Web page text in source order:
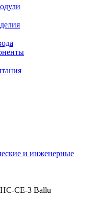
и инженерные
CE-3 Ballu